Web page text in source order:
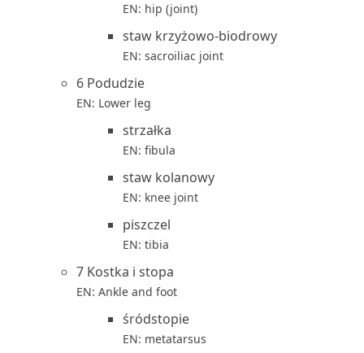
EN: hip (joint)
staw krzyżowo-biodrowy
EN: sacroiliac joint
6 Podudzie
EN: Lower leg
strzałka
EN: fibula
staw kolanowy
EN: knee joint
piszczel
EN: tibia
7 Kostka i stopa
EN: Ankle and foot
śródstopie
EN: metatarsus